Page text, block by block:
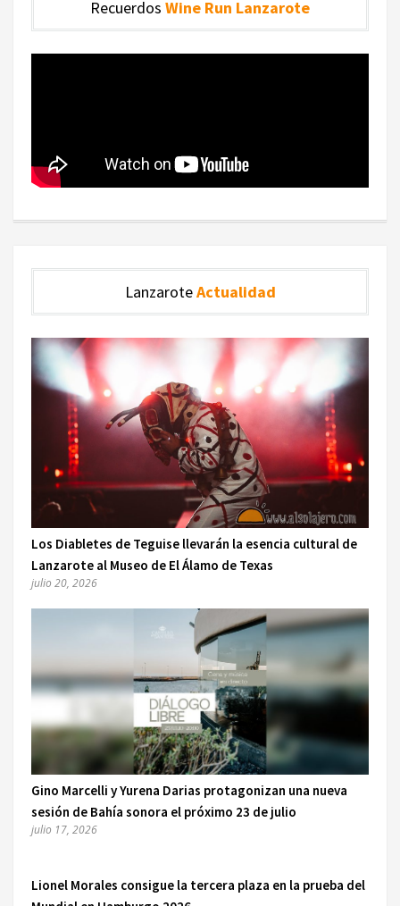
Recuerdos Wine Run Lanzarote
LanzaroteActualidad
Los Diabletes de Teguise llevarán la esencia cultural de
Lanzarote al Museo de El Álamo de Texas
julio 20, 2026
Gino Marcelli y Yurena Darias protagonizan una nueva
sesión de Bahía sonora el próximo 23 de julio
julio 17, 2026
Lionel Morales consigue la tercera plaza en la prueba del